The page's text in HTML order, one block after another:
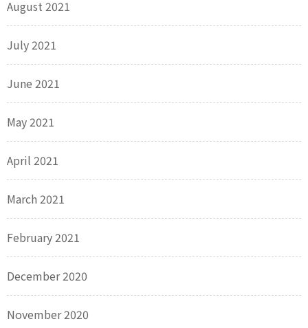
August 2021
July 2021
June 2021
May 2021
April 2021
March 2021
February 2021
December 2020
November 2020